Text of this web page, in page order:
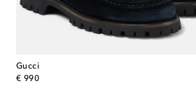
Gucci
€ 990
original price